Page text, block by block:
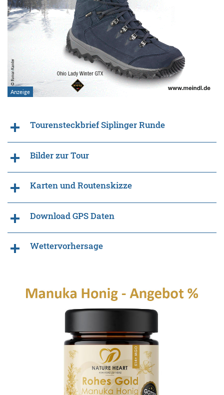
Tourensteckbrief Siplinger Runde
Bilder zur Tour
Karten und Routenskizze
Download GPS Daten
Wettervorhersage